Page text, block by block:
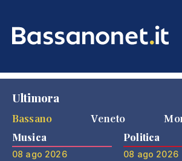
Ultimora
Bassano
Veneto
Musica
08 ago 2026
Politica
08 ago 2026